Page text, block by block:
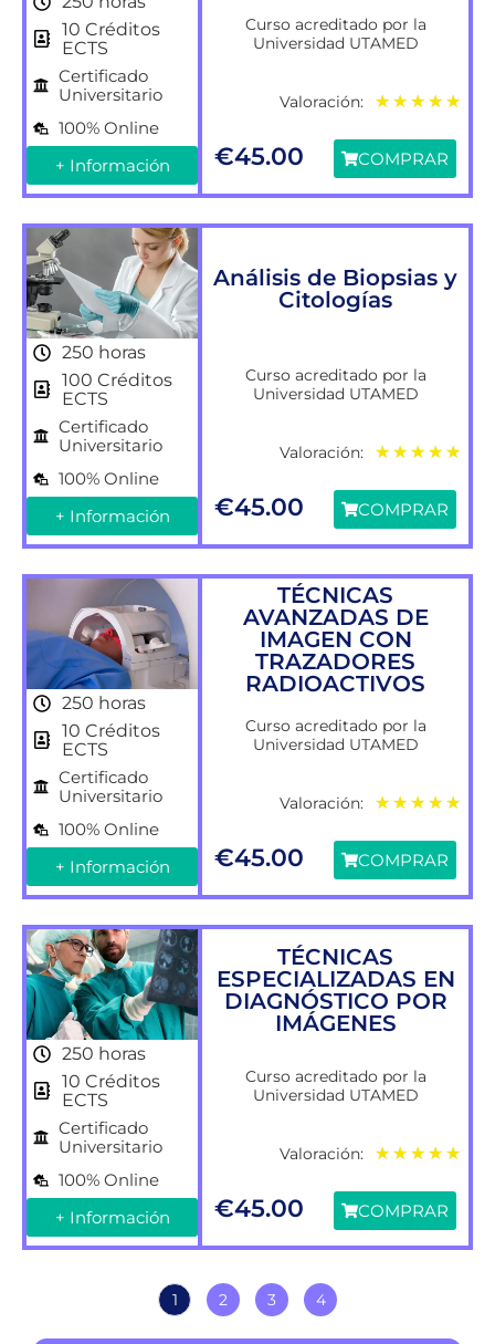
10 Créditos
ECTS
Certificado
Universitario
100% Online
+ Información
Curso acreditado por la
Universidad UTAMED
Valoración: ★ ★ ★ ★ ★
€45.00 COMPRAR
250 horas
100 Créditos
ECTS
Certificado
Universitario
100% Online
+ Información
Análisis de Biopsias y
Citologías
Curso acreditado por la
Universidad UTAMED
Valoración: ★ ★ ★ ★ ★
€45.00 COMPRAR
250 horas
10 Créditos
ECTS
Certificado
Universitario
100% Online
+ Información
TÉCNICAS
AVANZADAS DE
IMAGEN CON
TRAZADORES
RADIOACTIVOS
Curso acreditado por la
Universidad UTAMED
Valoración: ★ ★ ★ ★ ★
€45.00 COMPRAR
250 horas
10 Créditos
ECTS
Certificado
Universitario
100% Online
+ Información
TÉCNICAS
ESPECIALIZADAS EN
DIAGNÓSTICO POR
IMÁGENES
Curso acreditado por la
Universidad UTAMED
Valoración: ★ ★ ★ ★ ★
€45.00 COMPRAR
1 2 3 4